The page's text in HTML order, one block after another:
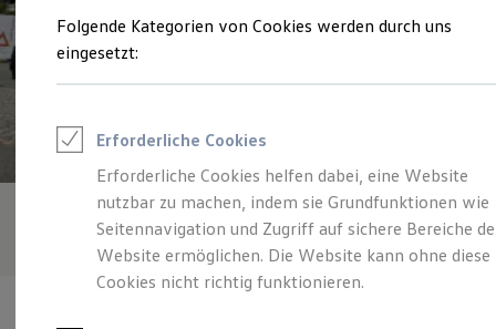
Gewerbliche Personenbeförderung
Service & mobile Werkstätten
Kühlfahrzeuge
ONE Business ID Vorteile
Fahrzeugsuche & Marktplatz
Fahrzeugsuche
Fahrzeuge online kaufen
Digitaler Marktplatz
Kauf & Finanzierung
Online-Fahrzeugbewertung
Aktionen & Angebote
Folgende Kategorien von Cookies werden durch uns
eingesetzt:
Erforderliche Cookies
Erforderliche Cookies helfen dabei, eine Website
nutzbar zu machen, indem sie Grundfunktionen wie
Seitennavigation und Zugriff auf sichere Bereiche
Website ermöglichen. Die Website kann ohne diese
Cookies nicht richtig funktionieren.